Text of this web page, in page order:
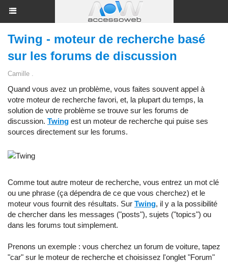
Twing - moteur de recherche basé
sur les forums de discussion
Camille .
Quand vous avez un problème, vous faites souvent appel à
votre moteur de recherche favori, et, la plupart du temps, la
solution de votre problème se trouve sur les forums de
discussion. Twing est un moteur de recherche qui puise ses
sources directement sur les forums.
Comme tout autre moteur de recherche, vous entrez un mot clé
ou une phrase (ça dépendra de ce que vous cherchez) et le
moteur vous fournit des résultats. Sur Twing, il y a la possibilité
de chercher dans les messages ("posts"), sujets ("topics") ou
dans les forums tout simplement.
Prenons un exemple : vous cherchez un forum de voiture, tapez
"car" sur le moteur de recherche et choisissez l'onglet "Forum"